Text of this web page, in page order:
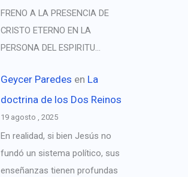
FRENO A LA PRESENCIA DE
CRISTO ETERNO EN LA
PERSONA DEL ESPIRITU…
Geycer Paredes en La
doctrina de los Dos Reinos
19 agosto , 2025
En realidad, si bien Jesús no
fundó un sistema político, sus
enseñanzas tienen profundas